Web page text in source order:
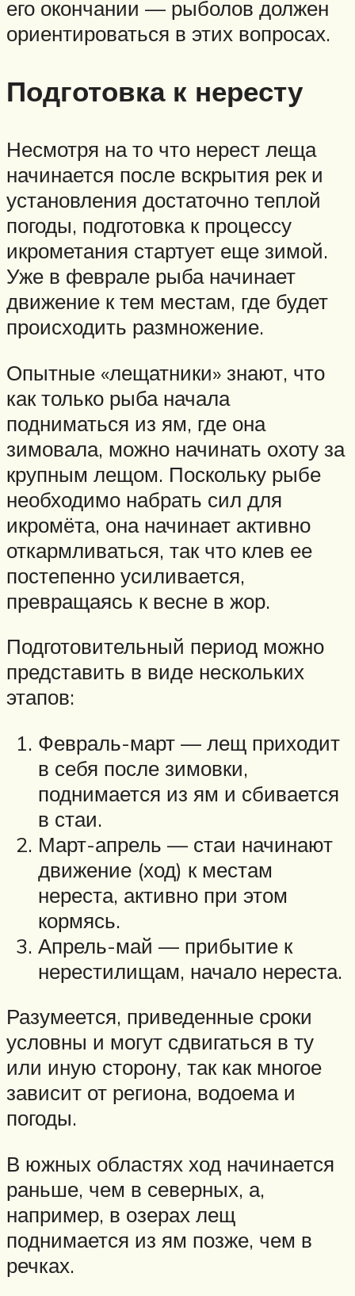
его окончании — рыболов должен
ориентироваться в этих вопросах.
Подготовка к нересту
Несмотря на то что нерест леща
начинается после вскрытия рек и
установления достаточно теплой
погоды, подготовка к процессу
икрометания стартует еще зимой.
Уже в феврале рыба начинает
движение к тем местам, где будет
происходить размножение.
Опытные «лещатники» знают, что
как только рыба начала
подниматься из ям, где она
зимовала, можно начинать охоту за
крупным лещом. Поскольку рыбе
необходимо набрать сил для
икромёта, она начинает активно
откармливаться, так что клев ее
постепенно усиливается,
превращаясь к весне в жор.
Подготовительный период можно
представить в виде нескольких
этапов:
Февраль-март — лещ приходит
в себя после зимовки,
поднимается из ям и сбивается
в стаи.
Март-апрель — стаи начинают
движение (ход) к местам
нереста, активно при этом
кормясь.
Апрель-май — прибытие к
нерестилищам, начало нереста.
Разумеется, приведенные сроки
условны и могут сдвигаться в ту
или иную сторону, так как многое
зависит от региона, водоема и
погоды.
В южных областях ход начинается
раньше, чем в северных, а,
например, в озерах лещ
поднимается из ям позже, чем в
речках.